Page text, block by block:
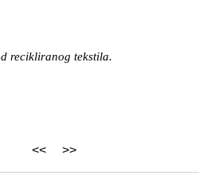
recikliranog tekstila.
<< >>